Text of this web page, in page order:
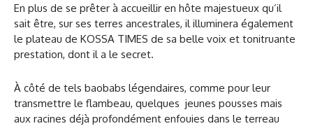
En plus de se prêter à accueillir en hôte majestueux qu’il
sait être, sur ses terres ancestrales, il illuminera également
le plateau de KOSSA TIMES de sa belle voix et tonitruante
prestation, dont il a le secret.
À côté de tels baobabs légendaires, comme pour leur
transmettre le flambeau, quelques jeunes pousses mais
aux racines déjà profondément enfouies dans le terreau